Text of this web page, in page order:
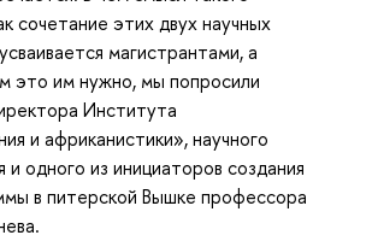
сочетание этих двух научных
магистрантами, а
это им нужно, мы попросили
Института
и африканистики», научного
и одного из инициаторов создания
в питерской Вышке профессора